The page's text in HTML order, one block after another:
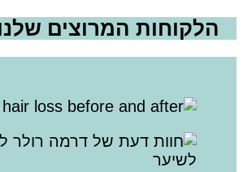
הלקוחות המרוצים